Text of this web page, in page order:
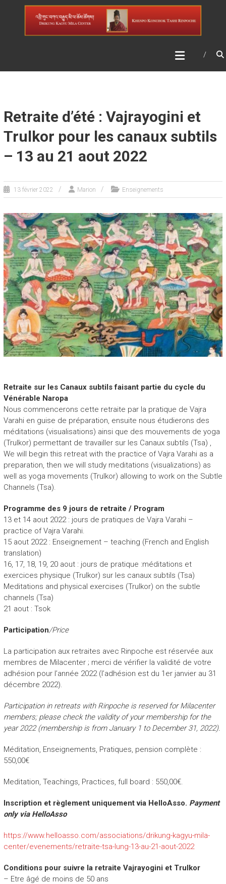
DRIKUNG KAGYU MILA
CENTER
Retraite d’été : Vajrayogini et
Trulkor pour les canaux subtils
– 13 au 21 aout 2022
13 février 2022 Marion Enseignements
Retraite sur les Canaux subtils faisant partie du cycle du
Vénérable Naropa
Nous commencerons cette retraite par la pratique de Vajra
Varahi en guise de préparation, ensuite nous étudierons des
méditations (visualisations) ainsi que des mouvements de yoga
(Trulkor) permettant de travailler sur les Canaux subtils (Tsa) ,
We will begin this retreat with the practice of Vajra Varahi as a
preparation, then we will study meditations (visualizations) as
well as yoga movements (Trulkor) allowing to work on the Subtle
Channels (Tsa).
Programme des 9 jours de retraite / Program
13 et 14 aout 2022 : jours de pratiques de Vajra Varahi –
practice of Vajra Varahi.
15 aout 2022 : Enseignement – teaching (French and English
translation)
16, 17, 18, 19, 20 aout : jours de pratique :méditations et
exercices physique (Trulkor) sur les canaux subtils (Tsa)
Meditations and physical exercises (Trulkor) on the subtle
channels (Tsa)
21 aout : Tsok
Participation/Price
La participation aux retraites avec Rinpoche est réservée aux
membres de Milacenter ; merci de vérifier la validité de votre
adhésion pour l’année 2022 (l’adhésion est du 1er janvier au 31
décembre 2022).
Participation in retreats with Rinpoche is reserved for Milacenter
members; please check the validity of your membership for the
year 2022 (membership is from January 1 to December 31, 2022).
Méditation, Enseignements, Pratiques, pension complète :
550,00€
Meditation, Teachings, Practices, full board : 550,00€.
Inscription et règlement uniquement via HelloAsso. Payment
only via HelloAsso
https://www.helloasso.com/associations/drikung-kagyu-mila-
center/evenements/retraite-tsa-lung-13-au-21-aout-2022
Conditions pour suivre la retraite Vajrayogini et Trulkor
– Etre âgé de moins de 50 ans